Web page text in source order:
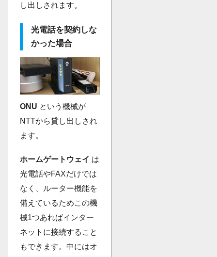
し出しされます。
光電話を契約しな
かった場合
ONU という機械が
NTTから貸し出しされ
ます。
ホームゲートウェイ は
光電話やFAXだけでは
なく、ルーター機能を
備えているためこの機
械1つあればインター
ネットに接続すること
もできます。中にはオ